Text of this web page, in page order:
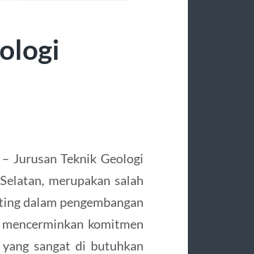
– Jurusan Teknik Geologi
merupakan salah
dalam pengembangan
komitmen
sangat di butuhkan